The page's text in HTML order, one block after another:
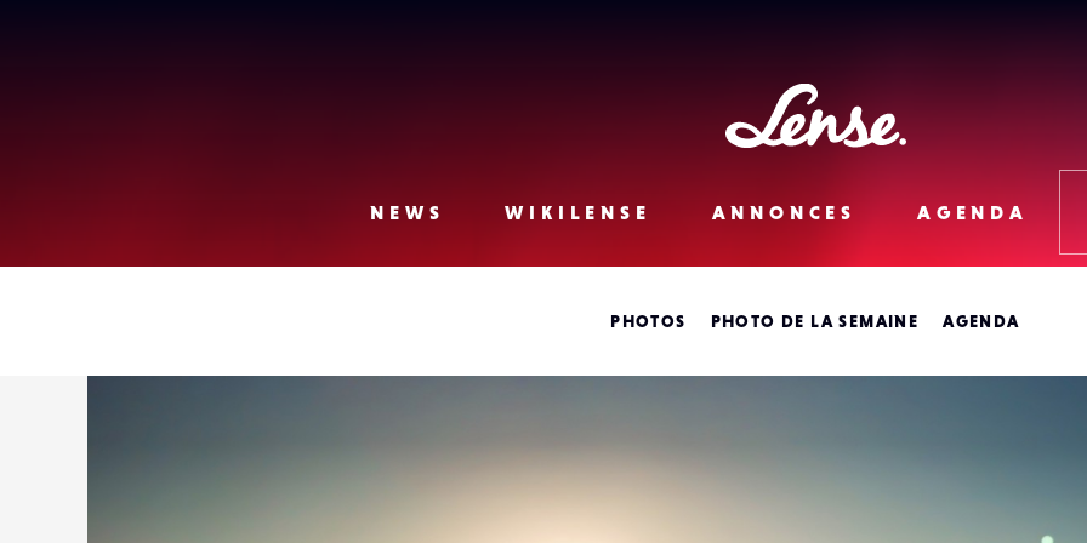
Lense
NEWS WIKILENSE ANNONCES AGENDA
PHOTOS PHOTO DE LA SEMAINE AGENDA